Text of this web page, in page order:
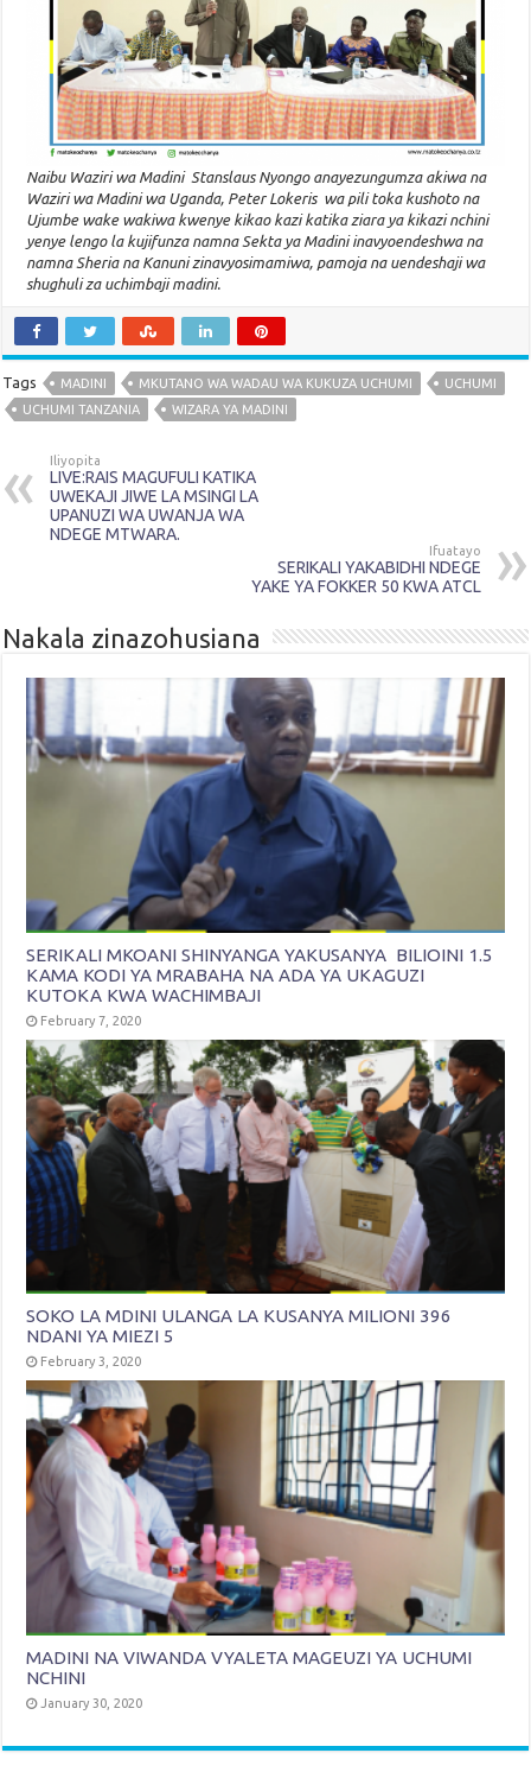
Naibu Waziri wa Madini Stanslaus Nyongo anayezungumza akiwa na
Waziri wa Madini wa Uganda, Peter Lokeris wa pili toka kushoto na
Ujumbe wake wakiwa kwenye kikao kazi katika ziara ya kikazi nchini
yenye lengo la kujifunza namna Sekta ya Madini inavyoendeshwa na
namna Sheria na Kanuni zinavyosimamiwa, pamoja na uendeshaji wa
shughuli za uchimbaji madini.
Tags MADINI MKUTANO WA WADAU WA KUKUZA UCHUMI
UCHUMI
UCHUMI TANZANIA
WIZARA YA MADINI
Iliyopita
LIVE:RAIS MAGUFULI KATIKA
UWEKAJI JIWE LA MSINGI LA
UPANUZI WA UWANJA WA
NDEGE MTWARA.
Ifuatayo
SERIKALI YAKABIDHI NDEGE
YAKE YA FOKKER 50 KWA ATCL
Nakala zinazohusiana
SERIKALI MKOANI SHINYANGA YAKUSANYA BILIOINI 1.5
KAMA KODI YA MRABAHA NA ADA YA UKAGUZI
KUTOKA KWA WACHIMBAJI
February 7, 2020
SOKO LA MDINI ULANGA LA KUSANYA MILIONI 396
NDANI YA MIEZI 5
February 3, 2020
MADINI NA VIWANDA VYALETA MAGEUZI YA UCHUMI
NCHINI
January 30, 2020